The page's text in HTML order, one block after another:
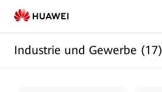
C&I
Smart
PV-
Industrie und Gewerbe (17)